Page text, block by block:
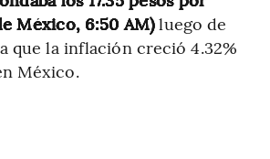
México, 6:50 AM)luego de
que la inflación creció 4.32%
México.